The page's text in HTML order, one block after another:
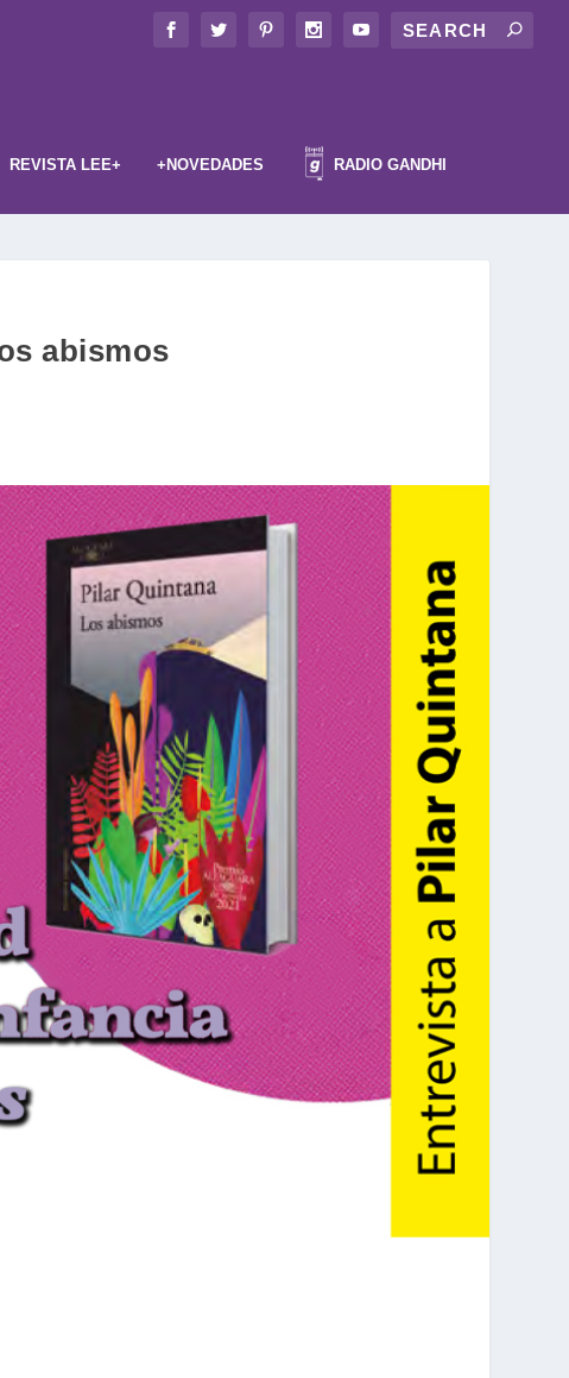
REVISTA LEE+ +NOVEDADES RADIO GANDHI
abismos